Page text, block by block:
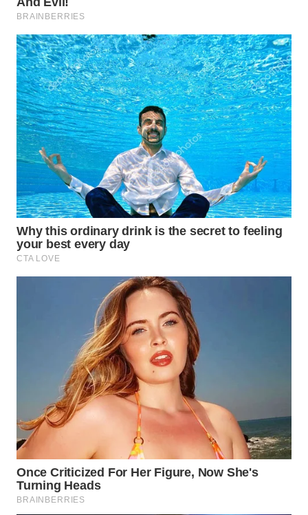
WN
NATUNA
WN
BINTAN
WN
MANDALIKA
WN
LIKUPANG
WN
LABUANBAJO
WN
WAHANA
NEWS
WAHANA
WAHANA
ADVOKAT